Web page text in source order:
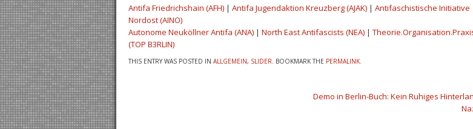
Antifa Friedrichshain (AFH) | Antifa Jugendaktion Kreuzberg (AJAK) | Antifaschistische Initiative
Nordost (AINO)
Autonome Neuköllner Antifa (ANA) | North East Antifascists (NEA) |
(TOP B3RLIN)
THIS ENTRY WAS POSTED IN ALLGEMEIN, SLIDER. BOOKMARK THE PERMALINK.
Demo in Berlin-Buch: Kein Ruhiges